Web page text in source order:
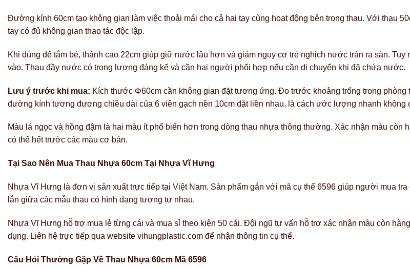
Đường kính 60cm tạo không gian làm việc thoải mái cho cả hai tay cùng hoạt động bên trong thau. Với thau
tay có đủ không gian thao tác độc lập.
Khi dùng để tắm bé, thành cao 22cm giúp giữ nước lâu hơn và giảm nguy cơ trẻ nghịch nước tràn ra sàn.
vào. Thau đầy nước có trọng lượng đáng kể và cần hai người phối hợp nếu cần di chuyển khi đã chứa nước.
Lưu ý trước khi mua: Kích thước Φ60cm cần không gian đặt tương ứng. Đo trước khoảng trống trong
đường kính tương đương chiều dài của 6 viên gạch nền 10cm đặt liền nhau, là cách ước lượng nhanh không
Màu lá ngọc và hồng đậm là hai màu ít phổ biến hơn trong dòng thau nhựa thông thường. Xác nhận màu
có thể hết trước các màu cơ bản.
Tại Sao Nên Mua Thau Nhựa 60cm Tại Nhựa Vĩ Hưng
Nhựa Vĩ Hưng là đơn vị sản xuất trực tiếp tại Việt Nam. Sản phẩm gắn với mã cụ thể 6596 giúp người mua
lẫn giữa các mẫu thau có hình dạng tương tự nhau.
Nhựa Vĩ Hưng hỗ trợ mua lẻ từng cái và mua sỉ theo kiện 50 cái. Đội ngũ tư vấn hỗ trợ xác nhận màu còn
dụng. Liên hệ trực tiếp qua website vihungplastic.com để nhận thông tin cụ thể.
Câu Hỏi Thường Gặp Về Thau Nhựa 60cm Mã 6596